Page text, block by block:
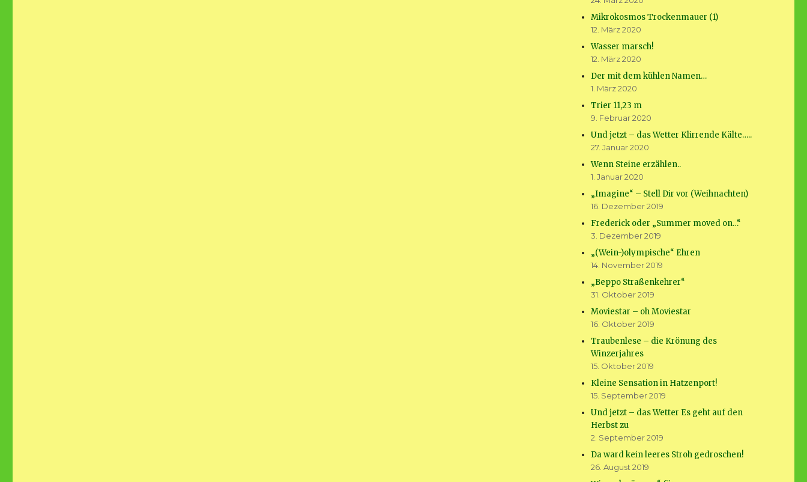
Mikrokosmos Trockenmauer (1)
12. März 2020
Wasser marsch!
12. März 2020
Der mit dem kühlen Namen…
1. März 2020
Trier 11,23 m
9. Februar 2020
Und jetzt – das Wetter Klirrende Kälte…..
27. Januar 2020
Wenn Steine erzählen..
1. Januar 2020
„Imagine“ – Stell Dir vor (Weihnachten)
16. Dezember 2019
Frederick oder „Summer moved on…“
3. Dezember 2019
„(Wein-)olympische“ Ehren
14. November 2019
„Beppo Straßenkehrer“
31. Oktober 2019
Moviestar – oh Moviestar
16. Oktober 2019
Traubenlese – die Krönung des
Winzerjahres
15. Oktober 2019
Kleine Sensation in Hatzenport!
15. September 2019
Und jetzt – das Wetter Es geht auf den
Herbst zu
2. September 2019
Da ward kein leeres Stroh gedroschen!
26. August 2019